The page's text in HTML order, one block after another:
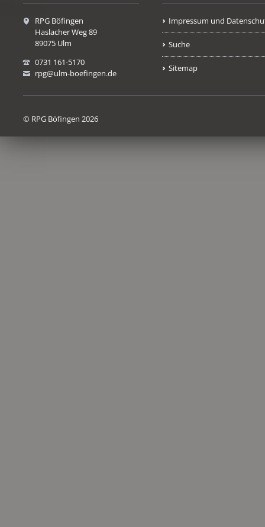
RPG Böfingen
Haslacher Weg 89
89075 Ulm
0731 161-5170
rpg@ulm-boefingen.de
Impressum und
Suche
Sitemap
© RPG Böfingen 2026